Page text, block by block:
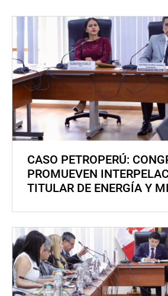
CASO PETROPERÚ:
PROMUEVEN
TITULAR DE ENERGÍA Y